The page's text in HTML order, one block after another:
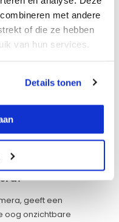
met andere
of die ze hebben
van hun services.
Details tonen
van objecten,
of het
varianten vaak
hebben, voordat u een
zelf uitkomt, dan
Wij helpen u graag
geeft een
oog onzichtbare